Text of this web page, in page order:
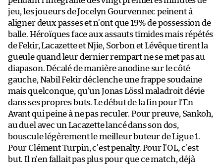
jeu, les joueurs de Jocelyn Gourvennec peinent à
aligner deux passes et n’ont que 19% de possession de
balle. Héroïques face aux assauts timides mais répétés
de Fekir, Lacazette et Njie, Sorbon et Lévêque tirent la
gueule quand leur dernier rempart ne se met pas au
diapason. Décalé de manière anodine sur le côté
gauche, Nabil Fekir déclenche une frappe soudaine
mais quelconque, qu’un Jonas Lössl maladroit dévie
dans ses propres buts. Le début de la fin pour l’En
Avant qui peine à ne pas reculer. Pour preuve, Sankoh,
au duel avec un Lacazette lancé dans son dos,
bouscule légèrement le meilleur buteur de Ligue 1.
Pour Clément Turpin, c’est penalty. Pour l’OL, c’est
but. Il n’en fallait pas plus pour que ce match, déjà